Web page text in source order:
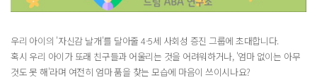
우리 아이의 '자신감 날개'를 달아줄 4-5세 사회성 증진 그룹에 초대합니다.
혹시 우리 아이가 또래 친구들과 어울리는 것을 어려워하거나, '엄마 없이는 아무
것도 못 해'라며 여전히 엄마 품을 찾는 모습에 마음이 쓰이시나요?